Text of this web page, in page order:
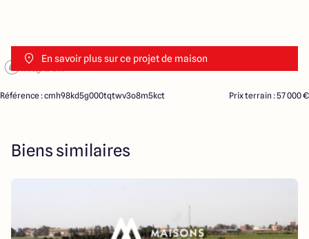
En savoir plus sur ce projet de maison
Référence : cmh98kd5g000tqtwv3o8m5kct Prix terrain : 57 000 €
Biens similaires